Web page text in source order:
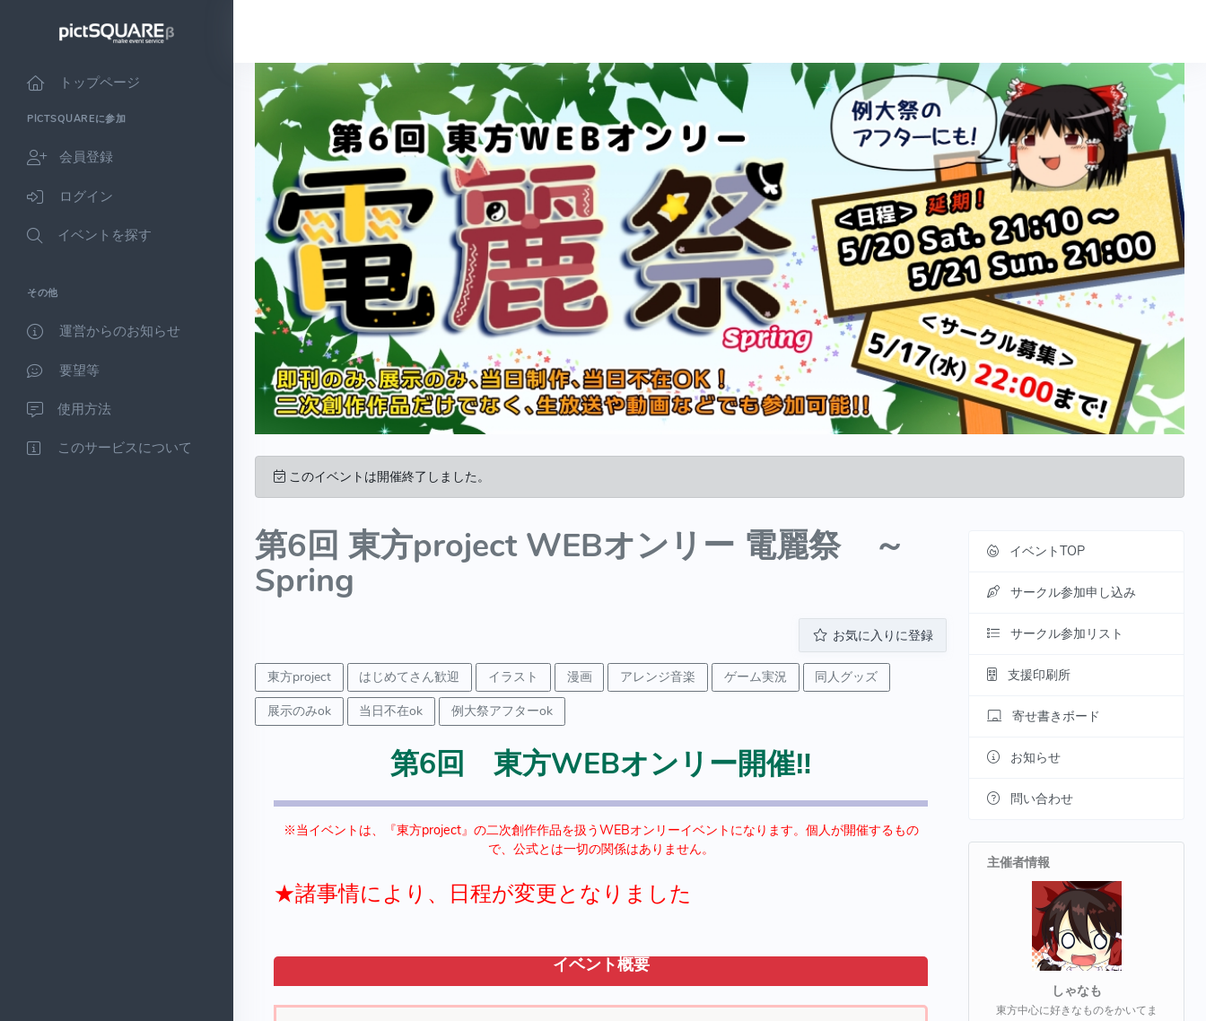
トップページ
PICTSQUAREに参加
会員登録
ログイン
イベントを探す
その他
運営からのお知らせ
要望等
使用方法
このサービスについて
このイベントは開催終了しました。
第6回 東方project WEBオンリー 電麗祭 ～
Spring
お気に入りに登録
東方project はじめてさん歓迎 イラスト 漫画 アレンジ音楽 ゲーム実況
同人グッズ
展示のみok
当日不在ok 例大祭アフターok
第6回 東方WEBオンリー開催‼︎
※当イベントは、『東方project』の二次創作作品を扱うWEBオンリーイベントになります。個人が開催するもの
で、公式とは一切の関係はありません。
★諸事情により、日程が変更となりました
イベント概要
イベントTOP
サークル参加申し込み
サークル参加リスト
支援印刷所
寄せ書きボード
お知らせ
問い合わせ
主催者情報
しゃなも
東方中心に好きなものをかいてま